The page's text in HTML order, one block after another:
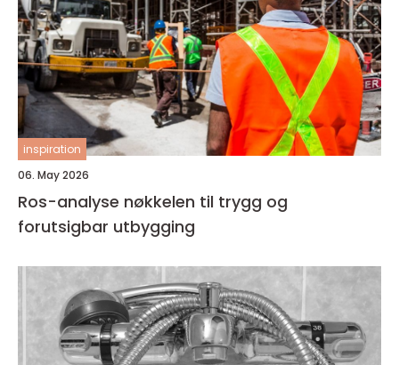
inspiration
06. May 2026
Ros-analyse nøkkelen til trygg og
forutsigbar utbygging